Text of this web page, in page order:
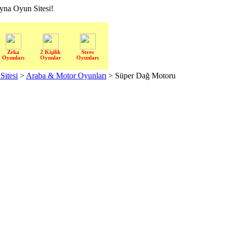
Oyun Sitesi!
Zeka
Oyunları
2 Kişilik
Oyunlar
Stres
Oyunları
> Araba & Motor Oyunları > Süper Dağ Motoru